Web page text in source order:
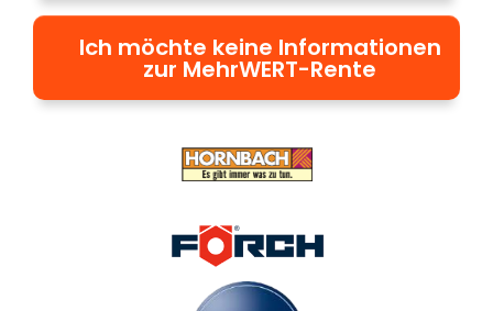
Ich möchte keine Informationen
zur MehrWERT-Rente